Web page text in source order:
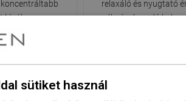
kínálva.
relaxáló és nyugtató
élménybe való
sütiket használ